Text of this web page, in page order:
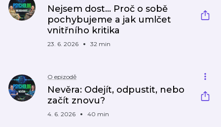
Nejsem dost... Proč o sobě
pochybujeme a jak umlčet
vnitřního kritika
23. 6. 2026 32 min
O epizodě
Nevěra: Odejít, odpustit, nebo
začít znovu?
4. 6. 2026 40 min